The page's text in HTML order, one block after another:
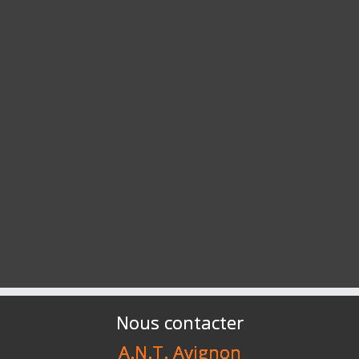
Nous contacter
A.N.T. Avignon